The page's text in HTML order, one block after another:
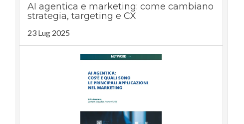
AI agentica e marketing: come cambiano
strategia, targeting e CX
23 Lug 2025